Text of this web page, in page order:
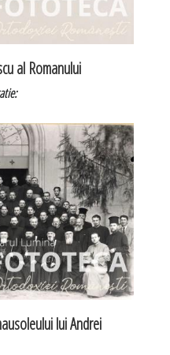
al Romanului
lui Andrei